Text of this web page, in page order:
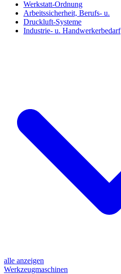
Werkstatt-Ordnung
Arbeitssicherheit, Berufs- u.
Druckluft-Systeme
Industrie- u. Handwerkerbedarf
alle anzeigen
Werkzeugmaschinen